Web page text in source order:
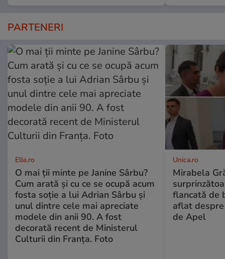
PARTENERI
Elle.ro
O mai ții minte pe Janine Sârbu?
Cum arată și cu ce se ocupă acum
fosta soție a lui Adrian Sârbu și
unul dintre cele mai apreciate
modele din anii 90. A fost
decorată recent de Ministerul
Culturii din Franța. Foto
Unica.ro
Mirabela
flancată de
aflat
de Apel